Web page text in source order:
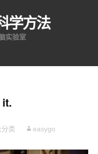
学方法
实验室
分类 easygo